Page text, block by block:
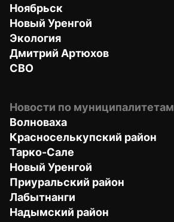
Ноябрьск
Новый Уренгой
Экология
Дмитрий Артюхов
СВО
Новости по муниципалитетам
Волноваха
Красноселькупский район
Тарко-Сале
Новый Уренгой
Приуральский район
Лабытнанги
Надымский район